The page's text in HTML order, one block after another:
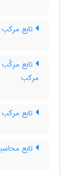
تابع مرکب
تابع مرکّب
مرکب
تابع مرکب
تابع